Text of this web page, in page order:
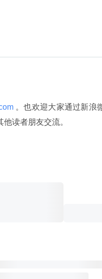
。也欢迎大家通过新浪
读者朋友交流。